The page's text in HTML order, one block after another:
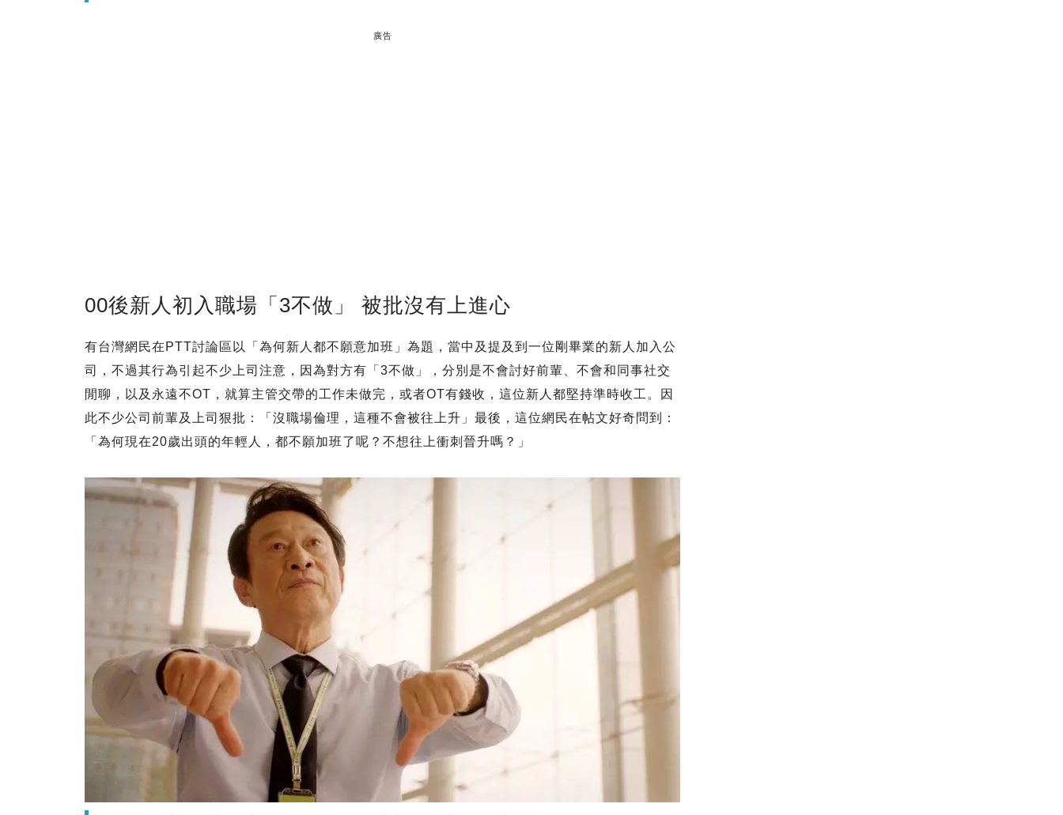
廣告
00後新人初入職場「3不做」 被批沒有上進心
有台灣網民在PTT討論區以「為何新人都不願意加班」為題，當中及提及到一位剛畢業的新人加入公
司，不過其行為引起不少上司注意，因為對方有「3不做」，分別是不會討好前輩、不會和同事社交
閒聊，以及永遠不OT，就算主管交帶的工作未做完，或者OT有錢收，這位新人都堅持準時收工。因
此不少公司前輩及上司狠批：「沒職場倫理，這種不會被往上升」最後，這位網民在帖文好奇問到：
「為何現在20歲出頭的年輕人，都不願加班了呢？不想往上衝刺晉升嗎？」